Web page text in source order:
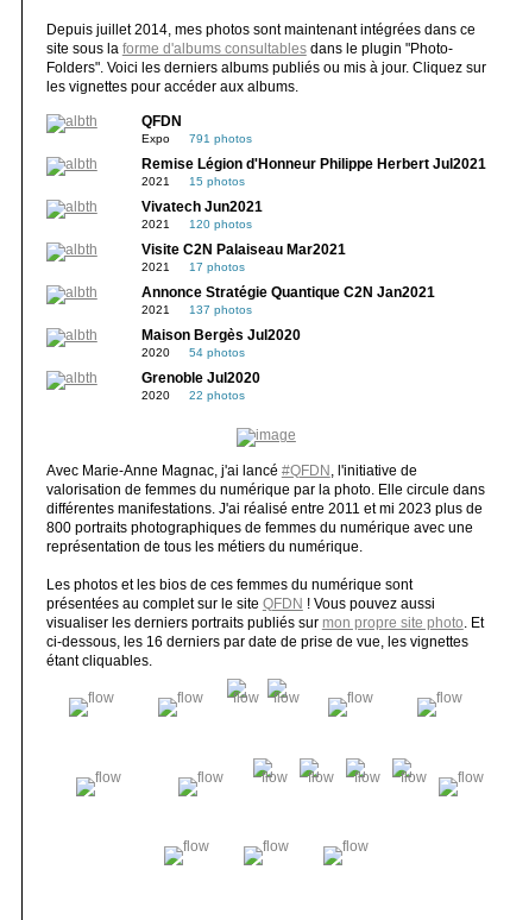
Depuis juillet 2014, mes photos sont maintenant intégrées dans ce
site sous la forme d'albums consultablesdans le plugin "Photo-
Folders". Voici les derniers albums publiés ou mis à jour. Cliquez sur
les vignettes pour accéder aux albums.
QFDN
Expo 791 photos
Remise Légion d'Honneur Philippe Herbert Jul2021
2021 15 photos
Vivatech Jun2021
2021 120 photos
Visite C2N Palaiseau Mar2021
2021 17 photos
Annonce Stratégie Quantique C2N Jan2021
2021 137 photos
Maison Bergès Jul2020
2020 54 photos
Grenoble Jul2020
2020 22 photos
Avec Marie-Anne Magnac, j'ai lancé #QFDN
, l'initiative de
valorisation de femmes du numérique par la photo. Elle circule dans
différentes manifestations. J'ai réalisé entre 2011 et mi 2023 plus de
800 portraits photographiques de femmes du numérique avec une
représentation de tous les métiers du numérique.
Les photos et les bios de ces femmes du numérique sont
présentées au complet sur le site QFDN ! Vous pouvez aussi
visualiser les derniers portraits publiés sur mon propre site photo . Et
ci-dessous, les 16 derniers par date de prise de vue, les vignettes
étant cliquables.